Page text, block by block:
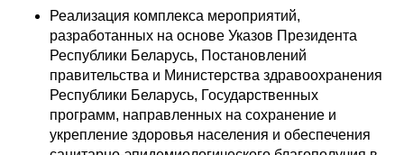
Реализация комплекса мероприятий,
разработанных на основе Указов Президента
Республики Беларусь, Постановлений
правительства и Министерства здравоохранения
Республики Беларусь, Государственных
программ, направленных на сохранение и
укрепление здоровья населения и обеспечения